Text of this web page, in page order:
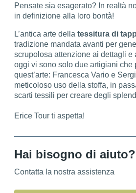
Pensate sia esagerato? In realtà
in definizione alla loro bontà!
L’antica arte dellatessitura di
tradizione mandata avanti per
scrupolosa attenzione ai dettagli e
oggi vi sono solo due artigiani che
quest’arte: Francesca Vario e
meticoloso uso della stoffa, in
scarti tessili per creare degli
Erice Tour ti aspetta!
Hai bisogno di aiuto?
Contatta la nostra assistenza